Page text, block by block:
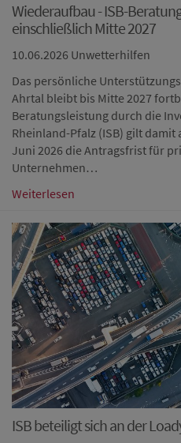
Wiederaufbau - ISB-
einschließlich Mitte 2027
10.06.2026 Unwetterhilfen
Das persönliche
Ahrtal bleibt bis Mitte 2027
Beratungsleistung durch die
Rheinland-Pfalz (ISB) gilt
Juni 2026 die Antragsfrist für
Unternehmen…
Weiterlesen
ISB beteiligt sich an der